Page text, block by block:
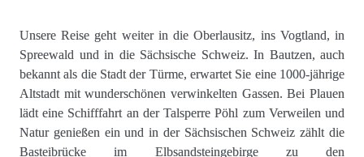
Unsere Reise geht weiter in die Oberlausitz, ins Vogtland, in
Spreewald und in die Sächsische Schweiz. In Bautzen, auch
bekannt als die Stadt der Türme, erwartet Sie eine 1000-jährige
Altstadt mit wunderschönen verwinkelten Gassen. Bei Plauen
lädt eine Schifffahrt an der Talsperre Pöhl zum Verweilen und
Natur genießen ein und in der Sächsischen Schweiz zählt die
Basteibrücke im Elbsandsteingebirge zu den